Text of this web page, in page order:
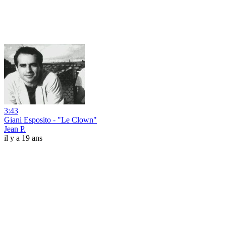
3:43
Giani Esposito - "Le Clown"
Jean P.
il y a 19 ans